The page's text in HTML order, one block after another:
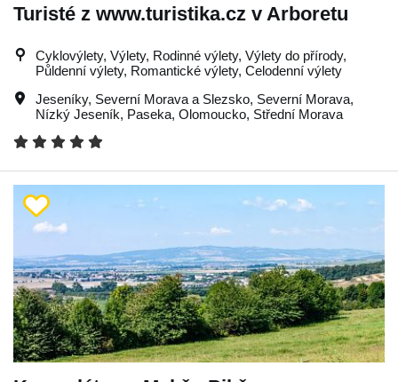
Turisté z www.turistika.cz v Arboretu
Cyklovýlety, Výlety, Rodinné výlety, Výlety do přírody,
Půldenní výlety, Romantické výlety, Celodenní výlety
Jeseníky, Severní Morava a Slezsko, Severní Morava,
Nízký Jeseník, Paseka, Olomoucko, Střední Morava